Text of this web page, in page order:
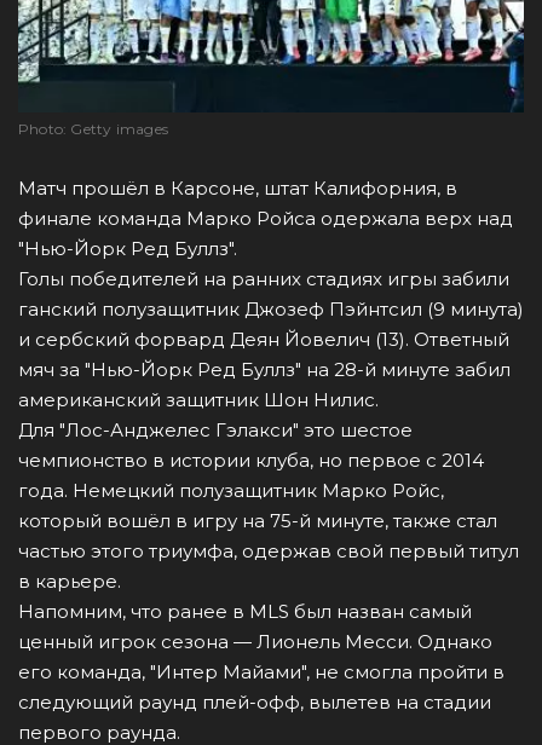
Photo: Getty images
Матч прошёл в Карсоне, штат Калифорния, в
финале команда Марко Ройса одержала верх над
"Нью-Йорк Ред Буллз".
Голы победителей на ранних стадиях игры забили
ганский полузащитник Джозеф Пэйнтсил (9 минута)
и сербский форвард Деян Йовелич (13). Ответный
мяч за "Нью-Йорк Ред Буллз" на 28-й минуте забил
американский защитник Шон Нилис.
Для "Лос-Анджелес Гэлакси" это шестое
чемпионство в истории клуба, но первое с 2014
года. Немецкий полузащитник Марко Ройс,
который вошёл в игру на 75-й минуте, также стал
частью этого триумфа, одержав свой первый титул
в карьере.
Напомним, что ранее в MLS был назван самый
ценный игрок сезона — Лионель Месси. Однако
его команда, "Интер Майами", не смогла пройти в
следующий раунд плей-офф, вылетев на стадии
первого раунда.